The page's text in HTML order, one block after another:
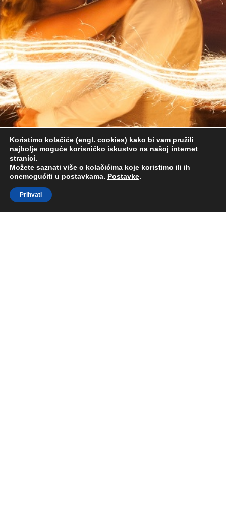
Koristimo kolačiće (engl. cookies) kako bi vam pružili
najbolje moguće korisničko iskustvo na našoj internet
stranici.
Možete saznati više o kolačićima koje koristimo ili ih
onemogućiti u postavkama. Postavke.
Prihvati